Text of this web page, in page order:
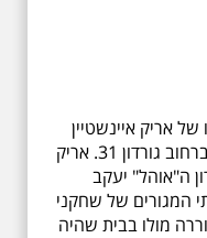
אריק איינשטיין
בתל אביב היא הבית בו נולד וגדל, ברחוב גורדון 31. אריק
ה"אוהל" יעקב
המגורים של שחקני
מולו בבית שהיה